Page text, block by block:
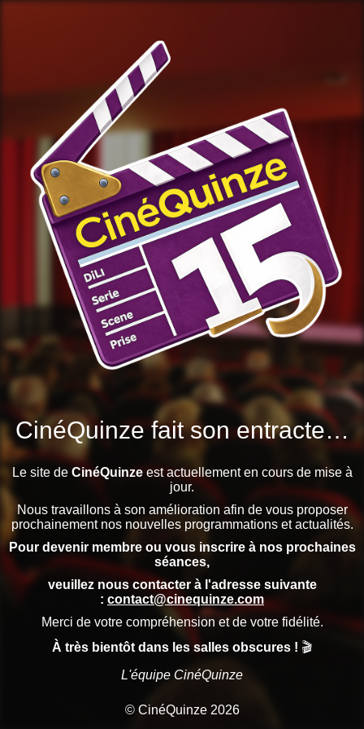
CinéQuinze fait son entracte…
Le site de CinéQuinzeest actuellement en cours de mise à
jour.
Nous travaillons à son amélioration afin de vous proposer
prochainement nos nouvelles programmations et actualités.
Pour devenir membre ou vous inscrire à nos prochaines
séances,
veuillez nous contacter à l'adresse suivante
: contact@cinequinze.com
Merci de votre compréhension et de votre fidélité.
À très bientôt dans les salles obscures ! 🎬
L'équipe CinéQuinze
© CinéQuinze 2026